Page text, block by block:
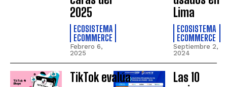
2025
ECOSISTEMA
ECOMMERCE
Febrero 6,
2025
Lima
ECOSISTEMA
ECOMMERCE
Septiembre 2,
2024
TikTok evalúa
Las 10